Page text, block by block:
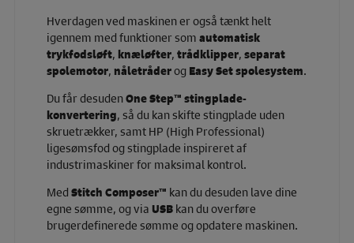
Hverdagen ved maskinen er også tænkt helt
igennem med funktioner som automatisk
trykfodsløft, knæløfter, trådklipper, separat
spolemotor, nåletråderog Easy Set spolesystem.
Du får desudenOne Step™ stingplade-
konvertering, så du kan skifte stingplade uden
skruetrækker, samt HP (High Professional)
ligesømsfod og stingplade inspireret af
industrimaskiner for maksimal kontrol.
Med Stitch Composer™ kan du desuden lave dine
egne sømme, og via USBkan du overføre
brugerdefinerede sømme og opdatere maskinen.